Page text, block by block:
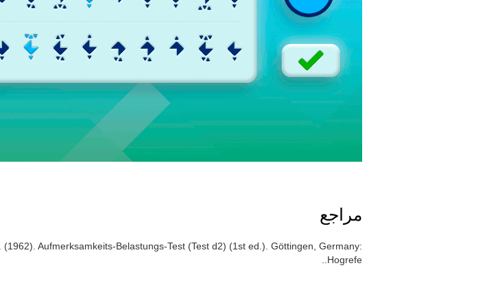
مراجع
(1962). Aufmerksamkeits-Belastungs-Test (Test d2) (1st ed.). Göttingen, Germany:
Hogrefe..